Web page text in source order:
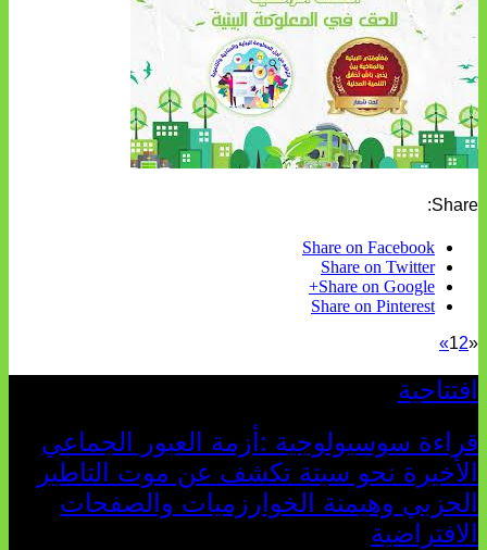
Share:
Share on Facebook
Share on Twitter
Share on Google+
Share on Pinterest
«
12
»
افتتاحية
قراءة سوسيولوجية :أزمة العبور الجماعي
الأخيرة نحو سبتة تكشف عن موت التاطير
الحزبي وهيمنة الخوارزميات والصفحات
الافتراضية